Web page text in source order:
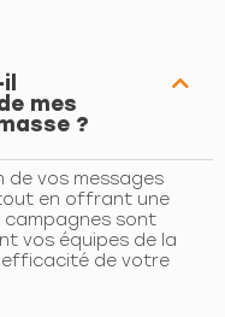
mes
?
vos messages
en offrant une
campagnes sont
vos équipes de la
de votre